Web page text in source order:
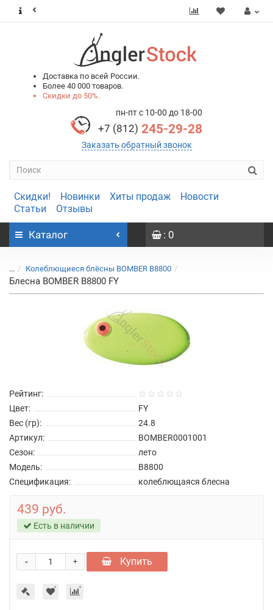
Доставка по всей России.
Более 40 000 товаров.
Скидки до 50%.
пн-пт с 10-00 до 18-00
+7 (812) 245-29-28
Заказать обратный звонок
Скидки! Новинки Хиты продаж
Новости
Статьи
Отзывы
Каталог : 0
... Колеблющиеся блёсны BOMBER B8800
Блесна BOMBER B8800 FY
Рейтинг:
Цвет:
FY
Вес (гр):
24.8
Артикул:
BOMBER0001001
Сезон:
лето
Модель:
B8800
Спецификация:
колеблющаяся блесна
439 руб.
Есть в наличии
+
- Купить